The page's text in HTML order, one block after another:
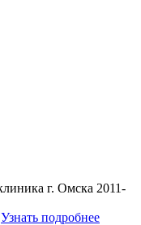
Узнать подробнее